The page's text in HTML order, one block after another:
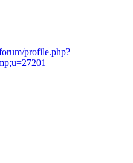
profile.php?